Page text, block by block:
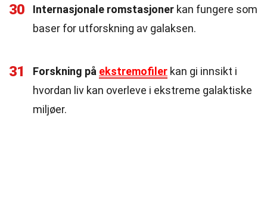
30 Internasjonale romstasjoner kan fungere som
baser for utforskning av galaksen.
31 Forskning på ekstremofiler kan gi innsikt i
hvordan liv kan overleve i ekstreme galaktiske
miljøer.